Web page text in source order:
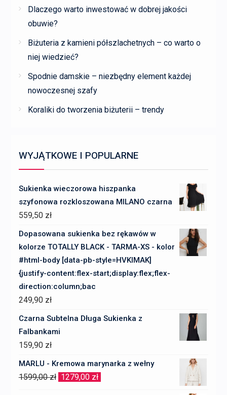
Dlaczego warto inwestować w dobrej jakości
obuwie?
Biżuteria z kamieni półszlachetnych – co warto o
niej wiedzieć?
Spodnie damskie – niezbędny element każdej
nowoczesnej szafy
Koraliki do tworzenia biżuterii – trendy
WYJĄTKOWE I POPULARNE
Sukienka wieczorowa hiszpanka
szyfonowa rozkloszowana MILANO czarna
559,50 zł
Dopasowana sukienka bez rękawów w
kolorze TOTALLY BLACK - TARMA-XS - kolor
#html-body [data-pb-style=HVKIMAK]
{justify-content:flex-start;display:flex;flex-
direction:column;bac
249,90 zł
Czarna Subtelna Długa Sukienka z
Falbankami
159,90 zł
MARLU - Kremowa marynarka z wełny
1599,00zł Pierwotna
1279,00 zł